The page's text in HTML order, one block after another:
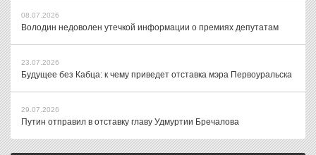
08.07.2026
Володин недоволен утечкой информации о премиях депутатам
23.07.2026
Будущее без Кабца: к чему приведет отставка мэра Первоуральска
29.07.2026
Путин отправил в отставку главу Удмуртии Бречалова